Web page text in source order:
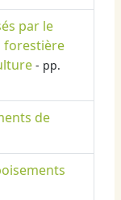
par le
forestière
- pp.
de